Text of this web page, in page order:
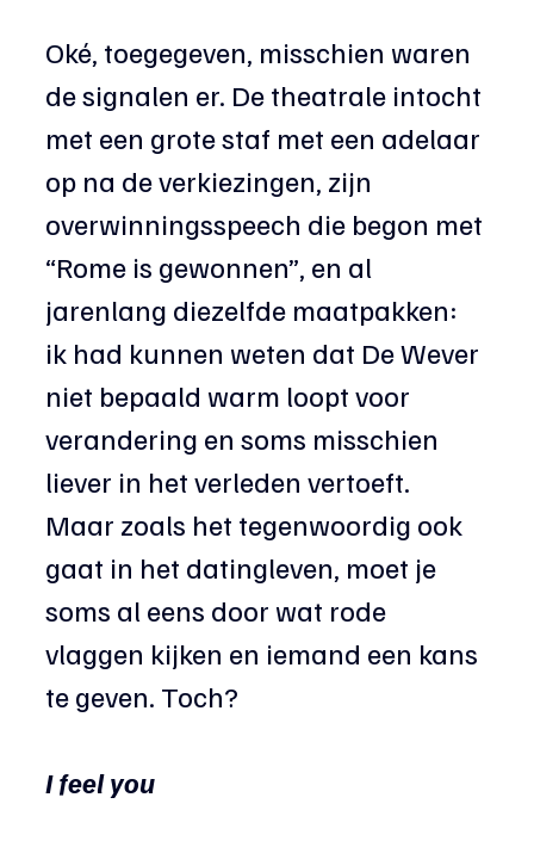
Oké, toegegeven, misschien waren
de signalen er. De theatrale intocht
met een grote staf met een adelaar
op na de verkiezingen, zijn
overwinningsspeech die begon met
“Rome is gewonnen”, en al
jarenlang diezelfde maatpakken:
ik had kunnen weten dat De Wever
niet bepaald warm loopt voor
verandering en soms misschien
liever in het verleden vertoeft.
Maar zoals het tegenwoordig ook
gaat in het datingleven, moet je
soms al eens door wat rode
vlaggen kijken en iemand een kans
te geven. Toch?
I feel you